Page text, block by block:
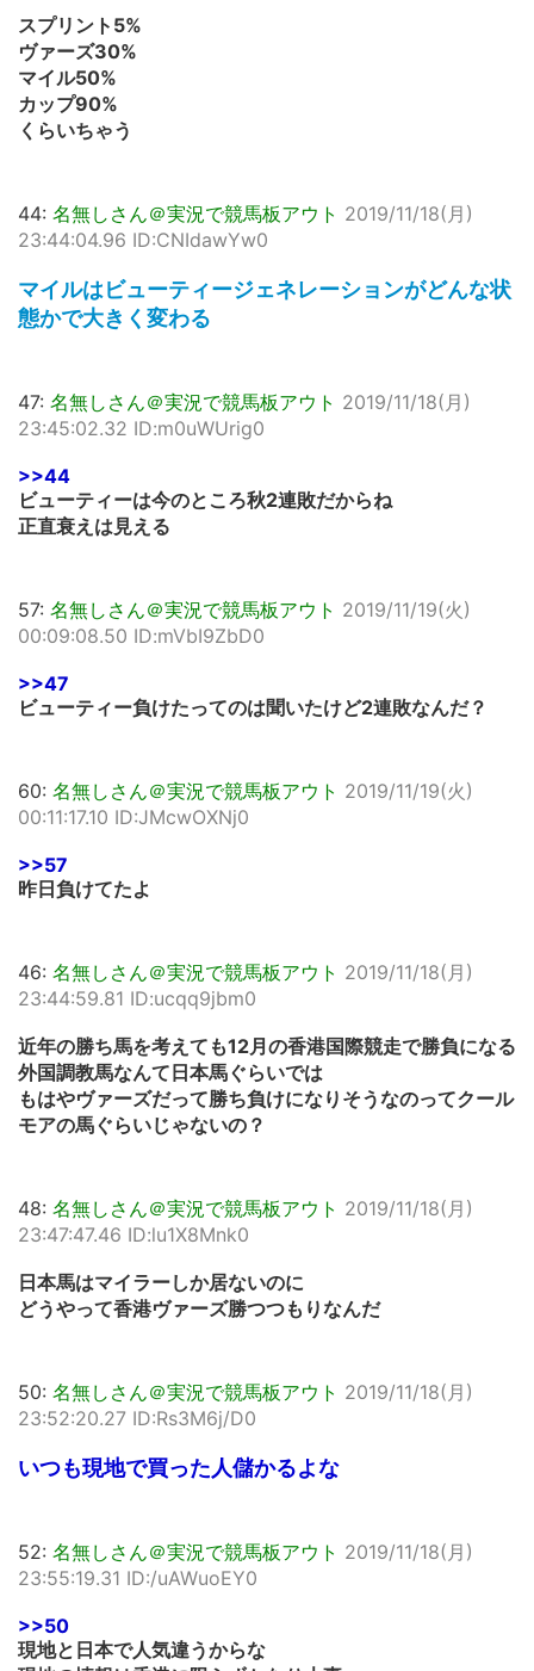
スプリント5%
ヴァーズ30%
マイル50%
カップ90%
くらいちゃう
44: 名無しさん＠実況で競馬板アウト 2019/11/18(月)
23:44:04.96 ID:CNIdawYw0
マイルはビューティージェネレーションがどんな状
態かで大きく変わる
47: 名無しさん＠実況で競馬板アウト 2019/11/18(月)
23:45:02.32 ID:m0uWUrig0
>>44
ビューティーは今のところ秋2連敗だからね
正直衰えは見える
57: 名無しさん＠実況で競馬板アウト 2019/11/19(火)
00:09:08.50 ID:mVbI9ZbD0
>>47
ビューティー負けたってのは聞いたけど2連敗なんだ？
60: 名無しさん＠実況で競馬板アウト 2019/11/19(火)
00:11:17.10 ID:JMcwOXNj0
>>57
昨日負けてたよ
46: 名無しさん＠実況で競馬板アウト 2019/11/18(月)
23:44:59.81 ID:ucqq9jbm0
近年の勝ち馬を考えても12月の香港国際競走で勝負になる
外国調教馬なんて日本馬ぐらいでは
もはやヴァーズだって勝ち負けになりそうなのってクール
モアの馬ぐらいじゃないの？
48: 名無しさん＠実況で競馬板アウト 2019/11/18(月)
23:47:47.46 ID:lu1X8Mnk0
日本馬はマイラーしか居ないのに
どうやって香港ヴァーズ勝つつもりなんだ
50: 名無しさん＠実況で競馬板アウト 2019/11/18(月)
23:52:20.27 ID:Rs3M6j/D0
いつも現地で買った人儲かるよな
52: 名無しさん＠実況で競馬板アウト 2019/11/18(月)
23:55:19.31 ID:/uAWuoEY0
>>50
現地と日本で人気違うからな